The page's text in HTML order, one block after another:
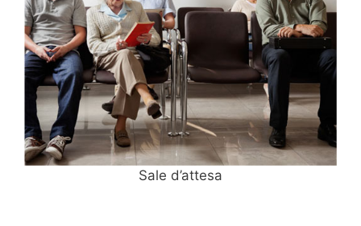
Sale d’attesa